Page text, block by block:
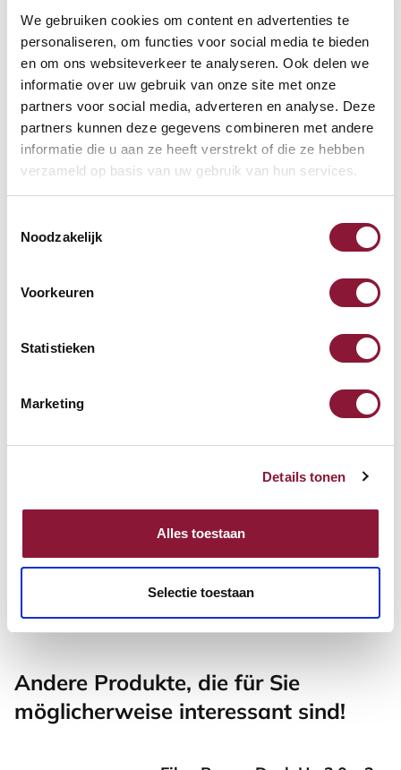
We gebruiken cookies om content en advertenties te
personaliseren, om functies voor social media te bieden
en om ons websiteverkeer te analyseren. Ook delen we
informatie over uw gebruik van onze site met onze
partners voor social media, adverteren en analyse. Deze
partners kunnen deze gegevens combineren met andere
informatie die u aan ze heeft verstrekt of die ze hebben
verzameld op basis van uw gebruik van hun services.
Noodzakelijk
Voorkeuren
Statistieken
Marketing
Details tonen
Alles toestaan
Selectie toestaan
Häufig zusammen gekauft mit
Anschlusskabel 3 Meter – 3-
poliger Stecker
17,85
LiftPipe Kabelrinne 105 cm
Evoluent 4 vertikale Maus
rechtshändig verkabelt grau
silber
118,99 90,62
Inkl. MwSt.
Andere Produkte, die für Sie
möglicherweise interessant sind!